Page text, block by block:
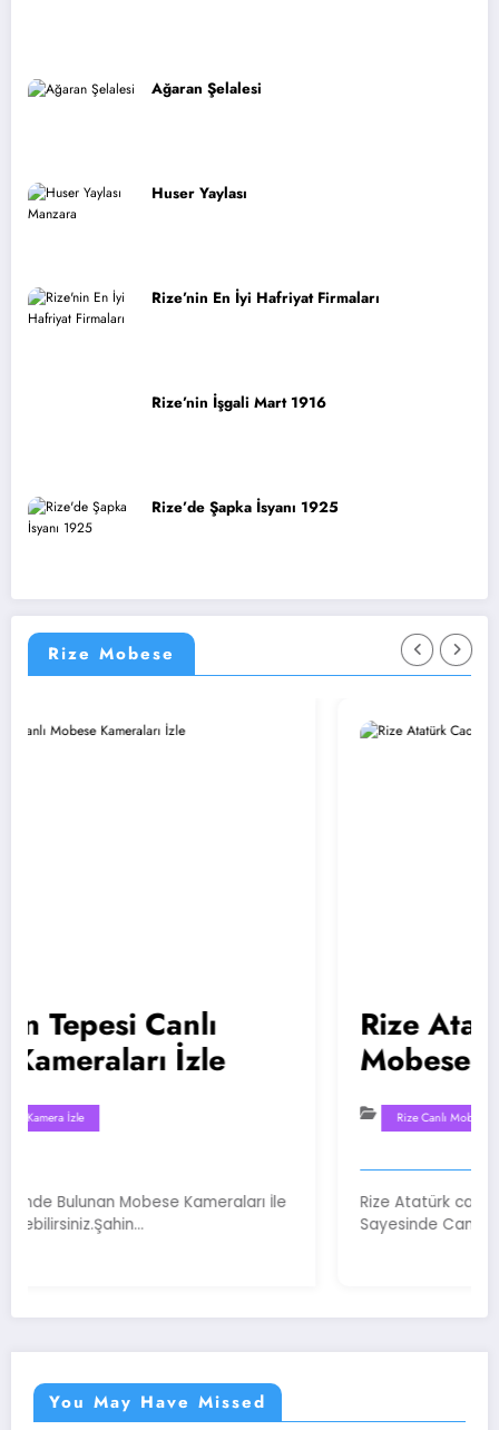
Ağaran Şelalesi
Huser Yaylası
Rize’nin En İyi Hafriyat Firmaları
Rize’nin İşgali Mart 1916
Rize’de Şapka İsyanı 1925
Rize Mobese
Canlı
İzle
Mobese Kameraları İle
Rize Atatürk
Mobese Kamera
Rize Canlı Mobese Kamera İzle
Rize Atatürk caddesinde
Sayesinde Canlı Olarak Bu…
You May Have Missed